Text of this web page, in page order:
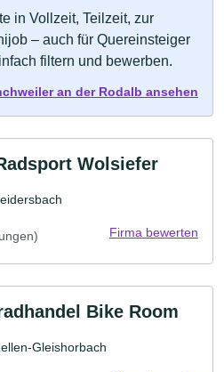
in Vollzeit, Teilzeit, zur
– auch für Quereinsteiger
filtern und bewerben.
an der Rodalb ansehen
Wolsiefer
Firma bewerten
Bike Room
Gleishorbach